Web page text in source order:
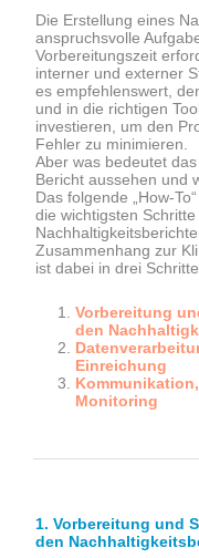
do
Die Erstellung eines
anspruchsvolle
Vorbereitungszeit
interner und externer
es empfehlenswert,
und in die richtigen
investieren, um den
Fehler zu minimieren.
Aber was bedeutet
Bericht aussehen und
Das folgende „How-
die wichtigsten
Zusammenhang zur
ist dabei in drei
Vorbereitung
den
Einreichung
Monitoring
1. Vorbereitung und
den